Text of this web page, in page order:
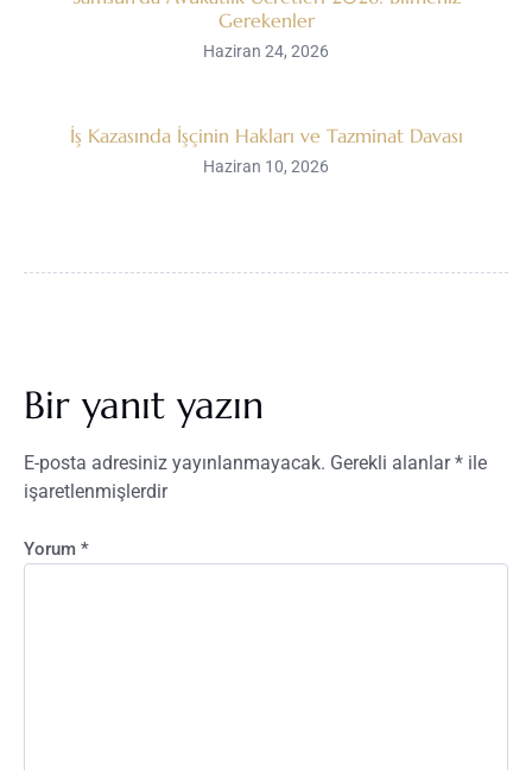
Gerekenler
Haziran 24, 2026
İş Kazasında İşçinin Hakları ve Tazminat Davası
Haziran 10, 2026
Bir yanıt yazın
E-posta adresiniz yayınlanmayacak. Gerekli alanlar* ile
işaretlenmişlerdir
Yorum *